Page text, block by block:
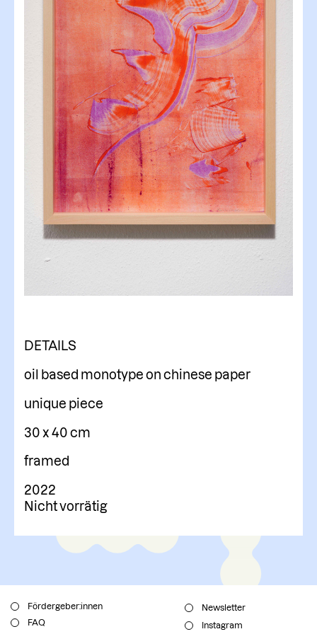
DETAILS
oil based monotype on chinese paper
unique piece
30 x 40 cm
framed
2022
Nicht vorrätig
Fördergeber:innen
FAQ
Newsletter
Instagram